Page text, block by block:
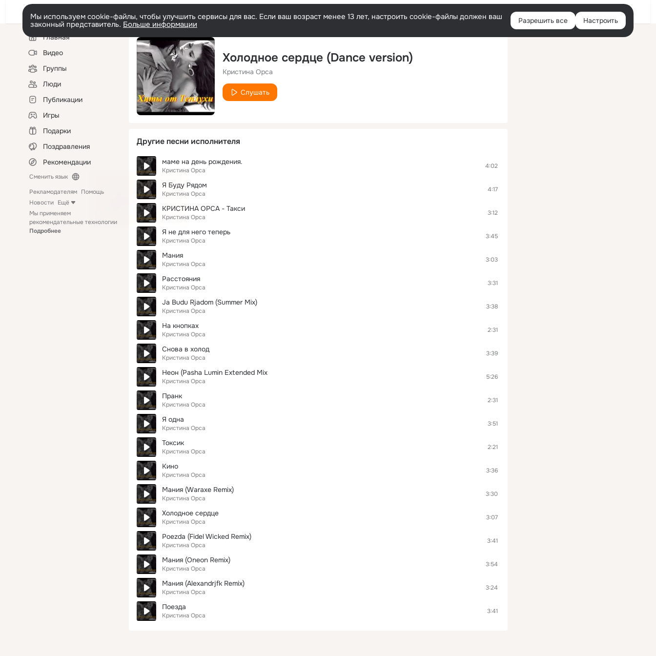
Войти
Мы используем cookie-файлы, чтобы улучшить сервисы для вас. Если ваш возраст менее 13 лет, настроить cookie-файлы должен ваш
законный представитель. Больше информации Разрешить все Настроить
Левая
колонкаГлавная
Видео
Группы
Люди
Публикации
Игры
Подарки
Поздравления
Рекомендации
Сменить язык
Рекламодателям Помощь
Новости Ещё
Мы применяем
рекомендательные технологии
Подробнее
Холодное сердце (Dance version)
Кристина Орса
Слушать
Другие песни исполнителя
маме на день рождения.
Кристина Орса
4:02
Я Буду Рядом
Кристина Орса
4:17
КРИСТИНА ОРСА - Такси
Кристина Орса
3:12
Я не для него теперь
Кристина Орса
3:45
Мания
Кристина Орса
3:03
Расстояния
Кристина Орса
3:31
Ja Budu Rjadom (Summer Mix)
Кристина Орса
3:38
На кнопках
Кристина Орса
2:31
Снова в холод
Кристина Орса
3:39
Неон (Pasha Lumin Extended Mix
Кристина Орса
5:26
Пранк
Кристина Орса
2:31
Я одна
Кристина Орса
3:51
Токсик
Кристина Орса
2:21
Кино
Кристина Орса
3:36
Мания (Waraxe Remix)
Кристина Орса
3:30
Холодное сердце
Кристина Орса
3:07
Poezda (Fidel Wicked Remix)
Кристина Орса
3:41
Мания (Oneon Remix)
Кристина Орса
3:54
Мания (Alexandrjfk Remix)
Кристина Орса
3:24
Поезда
Кристина Орса
3:41